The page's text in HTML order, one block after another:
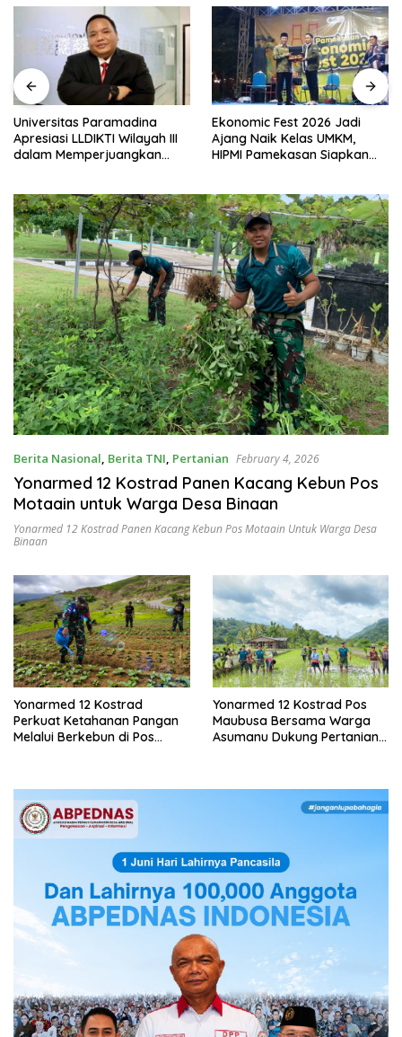
Universitas Paramadina
Apresiasi LLDIKTI Wilayah III
dalam Memperjuangkan
Ekonomic Fest 2026 Jadi
Ajang Naik Kelas UMKM,
HIPMI Pamekasan Siapkan
Berita Nasional, Berita TNI, Pertanian February 4, 2026
Yonarmed 12 Kostrad Panen Kacang Kebun Pos
Motaain untuk Warga Desa Binaan
Yonarmed 12 Kostrad Panen Kacang Kebun Pos Motaain Untuk Warga Desa
Binaan
Yonarmed 12 Kostrad
Perkuat Ketahanan Pangan
Melalui Berkebun di Pos
Yonarmed 12 Kostrad Pos
Maubusa Bersama Warga
Asumanu Dukung Pertanian